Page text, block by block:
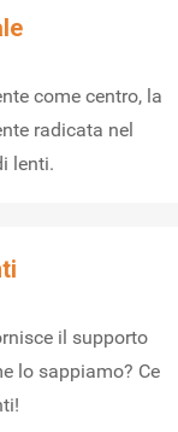
come centro, la
radicata nel
lenti.
il supporto
lo sappiamo? Ce